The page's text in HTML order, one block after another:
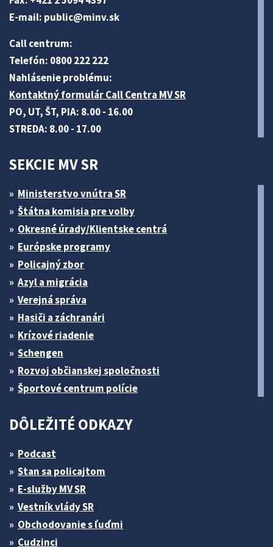
E-mail: public@minv.sk
Call centrum:
Telefón: 0800 222 222
Nahlásenie problému:
Kontaktný formulár Call Centra MV SR
PO, UT, ŠT, PIA: 8.00 - 16.00
STREDA: 8.00 - 17.00
SEKCIE MV SR
Ministerstvo vnútra SR
Štátna komisia pre volby
Okresné úrady/Klientske centrá
Európske programy
Policajný zbor
Azyl a migrácia
Verejná správa
Hasiči a záchranári
Krízové riadenie
Schengen
Rozvoj občianskej spoločnosti
Športové centrum polície
DÔLEŽITÉ ODKAZY
Podcast
Stan sa policajtom
E-služby MV SR
Vestník vlády SR
Obchodovanie s ľuďmi
Cudzinci